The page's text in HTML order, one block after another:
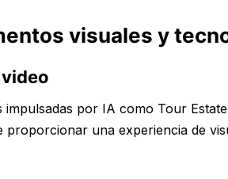
visuales y
impulsadas por IA como Tour
proporcionar una experiencia de